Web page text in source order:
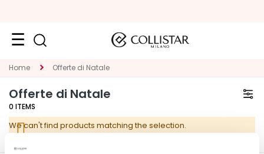
Face
C
A
T
E
G
Home Offerte di Natale
Offerte di Natale
0 ITEMS
We can't find products matching the selection.